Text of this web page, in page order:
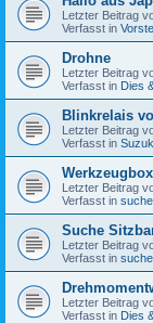
Letzter Beitrag
Verfasst in
Drohne
Letzter Beitrag
Verfasst in Dies
Blinkrelais
Letzter Beitrag
Verfasst in
Letzter Beitrag
Verfasst in
Suche
Letzter Beitrag
Verfasst in
Letzter Beitrag
Verfasst in Dies